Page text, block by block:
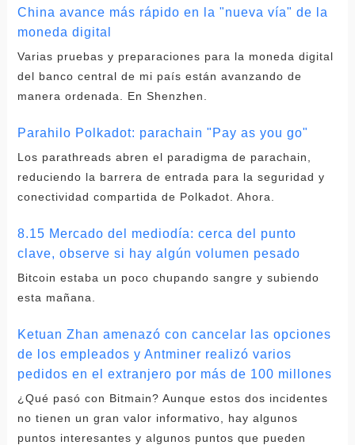
China avance más rápido en la "nueva vía" de la
moneda digital
Varias pruebas y preparaciones para la moneda digital
del banco central de mi país están avanzando de
manera ordenada. En Shenzhen.
Parahilo Polkadot: parachain "Pay as you go"
Los parathreads abren el paradigma de parachain,
reduciendo la barrera de entrada para la seguridad y
conectividad compartida de Polkadot. Ahora.
8.15 Mercado del mediodía: cerca del punto
clave, observe si hay algún volumen pesado
Bitcoin estaba un poco chupando sangre y subiendo
esta mañana.
Ketuan Zhan amenazó con cancelar las opciones
de los empleados y Antminer realizó varios
pedidos en el extranjero por más de 100 millones
¿Qué pasó con Bitmain? Aunque estos dos incidentes
no tienen un gran valor informativo, hay algunos
puntos interesantes y algunos puntos que pueden